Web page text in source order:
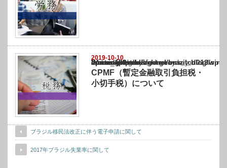
2019-10-10
Warning
: Undefined array key "show_category" in
/home/netst/kuno-cpa.co.jp/public_html/brazil_blog/wp-content/themes/
on line183
CPMF（暫定金融取引負担税・
小切手税）について
ブラジル移民法改正に伴う電子申請に関して
2017年ブラジル失業率に関して